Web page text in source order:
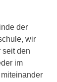
der
wir
seit den
im